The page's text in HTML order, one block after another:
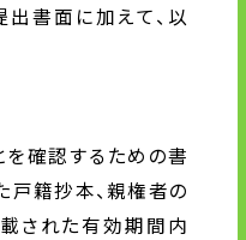
書面に加えて、以
確認するための書
戸籍抄本、親権者の
された有効期間内